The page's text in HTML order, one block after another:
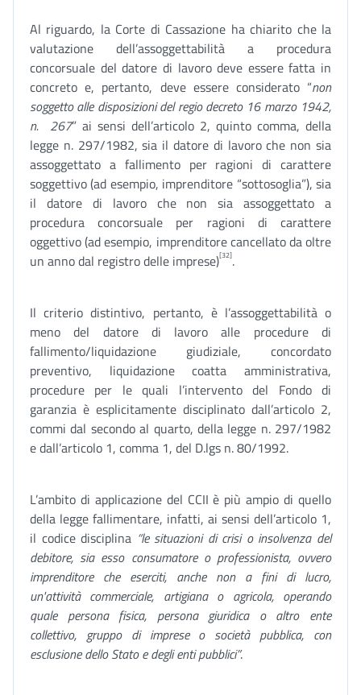
Al riguardo, la Corte di Cassazione ha chiarito che la
valutazione dell’assoggettabilità a procedura
concorsuale del datore di lavoro deve essere fatta in
concreto e, pertanto, deve essere considerato “non
soggetto alle disposizioni del regio decreto 16 marzo 1942,
n. 267” ai sensi dell’articolo 2, quinto comma, della
legge n. 297/1982, sia il datore di lavoro che non sia
assoggettato a fallimento per ragioni di carattere
soggettivo (ad esempio, imprenditore “sottosoglia”), sia
il datore di lavoro che non sia assoggettato a
procedura concorsuale per ragioni di carattere
oggettivo (ad esempio, imprenditore cancellato da oltre
un anno dal registro delle imprese)[32].
Il criterio distintivo, pertanto, è l’assoggettabilità o
meno del datore di lavoro alle procedure di
fallimento/liquidazione giudiziale, concordato
preventivo, liquidazione coatta amministrativa,
procedure per le quali l’intervento del Fondo di
garanzia è esplicitamente disciplinato dall’articolo 2,
commi dal secondo al quarto, della legge n. 297/1982
e dall’articolo 1, comma 1, del D.lgs n. 80/1992.
L’ambito di applicazione del CCII è più ampio di quello
della legge fallimentare, infatti, ai sensi dell’articolo 1,
il codice disciplina “le situazioni di crisi o insolvenza del
debitore, sia esso consumatore o professionista, ovvero
imprenditore che eserciti, anche non a fini di lucro,
un'attività commerciale, artigiana o agricola, operando
quale persona fisica, persona giuridica o altro ente
collettivo, gruppo di imprese o società pubblica, con
esclusione dello Stato e degli enti pubblici”.